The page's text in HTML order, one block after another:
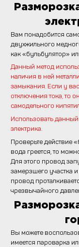
Вам понадобится
двухжильного
как «бульбулятор»
Данный метод
наличия в ней
замыкания. Если у
отключения тока, то
самодельного
Использовать
электрика.
Проверьте действие
вода греется, то
Для этого провод
замерзшего участка
провод
чрезвычайного
Вы можете
имеется пароварка